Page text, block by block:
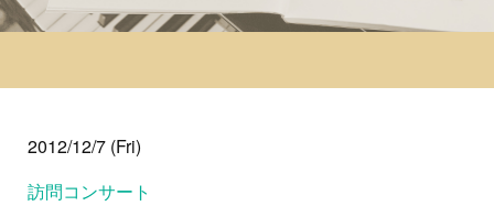
2012/12/7 (Fri)
訪問コンサート